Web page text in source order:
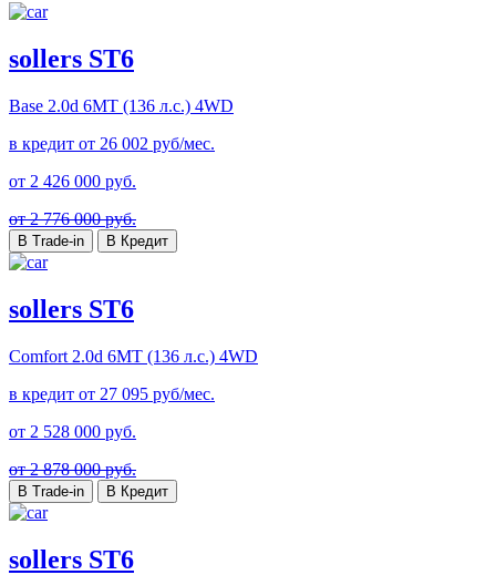
sollers ST6
Base 2.0d 6MT (136 л.с.) 4WD
в кредит от 26 002 руб/мес.
от 2 426 000 руб.
от 2 776 000 руб.
В Trade-in В Кредит
sollers ST6
Comfort 2.0d 6MT (136 л.с.) 4WD
в кредит от 27 095 руб/мес.
от 2 528 000 руб.
от 2 878 000 руб.
В Trade-in В Кредит
sollers ST6